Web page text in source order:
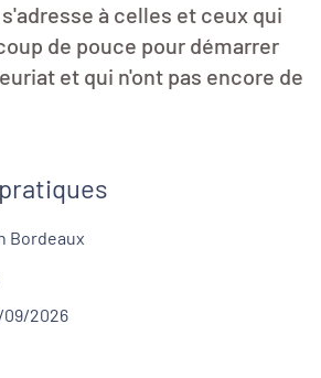
à celles et ceux qui
de pouce pour démarrer
et qui n'ont pas encore de
Bordeaux
09/2026